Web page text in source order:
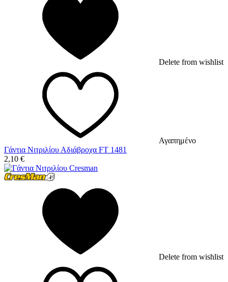
Delete from wishlist
Αγαπημένο
Γάντια Νιτριλίου Αδιάβροχα FT 1481
2,10 €
Delete from wishlist